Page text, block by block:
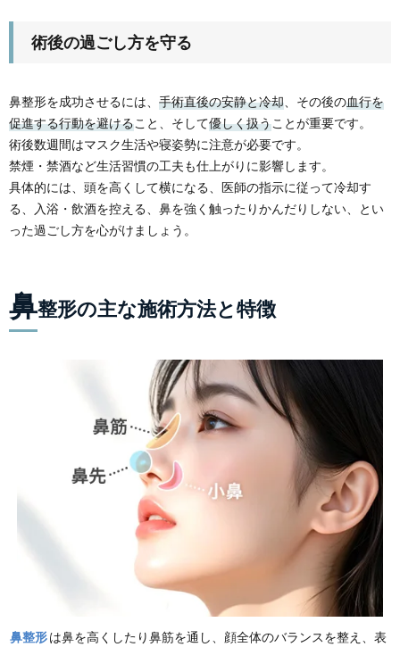
術後の過ごし方を守る
鼻整形を成功させるには、 手術直後の安静と冷却、その後の血行を
促進する行動を避けること、そして優しく扱うことが重要です。
術後数週間はマスク生活や寝姿勢に注意が必要です。
禁煙・禁酒など生活習慣の工夫も仕上がりに影響します。
具体的には、頭を高くして横になる、医師の指示に従って冷却す
る、入浴・飲酒を控える、鼻を強く触ったりかんだりしない、とい
った過ごし方を心がけましょう。
鼻整形の主な施術方法と特徴
鼻整形は鼻を高くしたり鼻筋を通し、顔全体のバランスを整え、表